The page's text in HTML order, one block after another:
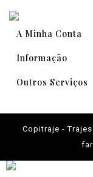
A Minha Conta
Informação
Outros Serviços
Copitraje -